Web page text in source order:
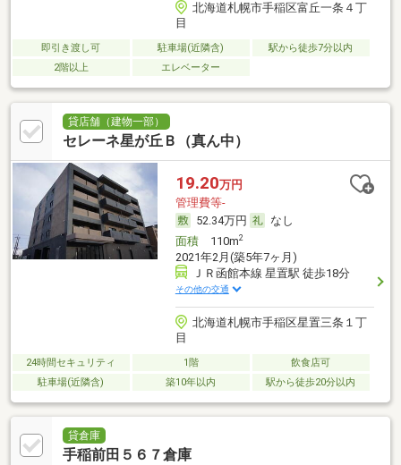
北海道札幌市手稲区富丘一条４丁
目
即引き渡し可 駐車場(近隣含)
駅から徒歩7分以内
2階以上
エレベーター
貸店舗（建物一部）
セレーネ星が丘Ｂ（真ん中）
19.20万円
管理費等-
52.34万円
なし
面積110m2
2021年2月(築5年7ヶ月)
ＪＲ函館本線 星置駅 徒歩18分
その他の交通
北海道札幌市手稲区星置三条１丁
目
24時間セキュリティ 1階
飲食店可
駐車場(近隣含)
築10年以内 駅から徒歩20分以内
貸倉庫
手稲前田５６７倉庫